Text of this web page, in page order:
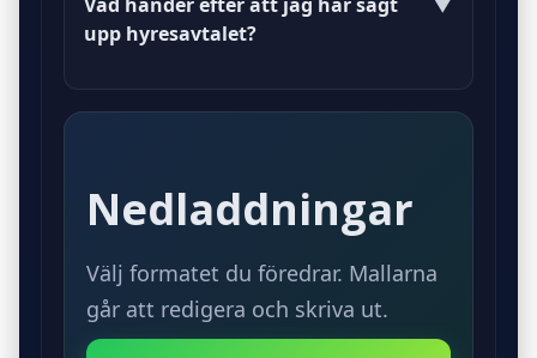
kan underlätta processen.
upp hyresavtalet?
Efter uppsägning kommer
eventuella steg som behöver vidtas.
Nedladdningar
Välj formatet du föredrar. Mallarna
går att redigera och skriva ut.